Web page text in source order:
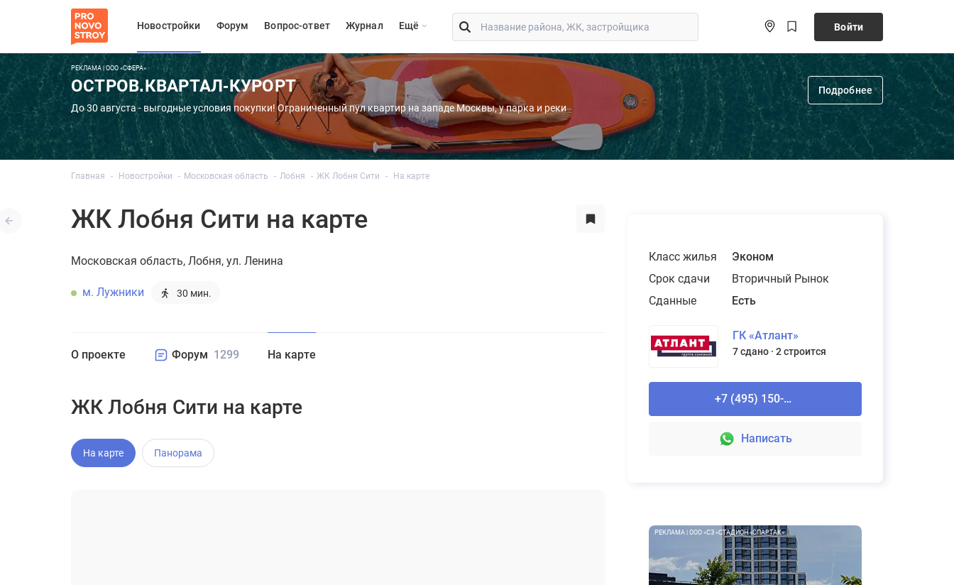
Новостройки Форум Вопрос-ответ Журнал Eщё Войти
РЕКЛАМА | ООО «СФЕРА»
ОСТРОВ.КВАРТАЛ-КУРОРТ
До 30 августа - выгодные условия покупки! Ограниченный пул квартир на западе Москвы, у парка и реки
Подробнее
Главная Новостройки Московская область Лобня ЖК Лобня Сити На карте
Класс жилья
Эконом
Срок сдачи
Вторичный Рынок
Сданные
Есть
ГК «Атлант»
7 сдано 2 строится
+7 (495) 150-90-61
Написать
РЕКЛАМА | ООО «СЗ «СТАДИОН «СПАРТАК»
ЖК Лобня Сити на карте
Московская область Лобня ул. Ленина
м. Лужники 30 мин.
О проекте Форум 1299 На карте
ЖК Лобня Сити на карте
На карте Панорама